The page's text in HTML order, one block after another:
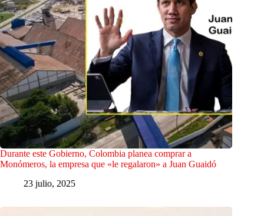
Durante este Gobierno, Colombia planea comprar a
Monómeros, la empresa que «le regalaron» a Juan Guaidó
23 julio, 2025